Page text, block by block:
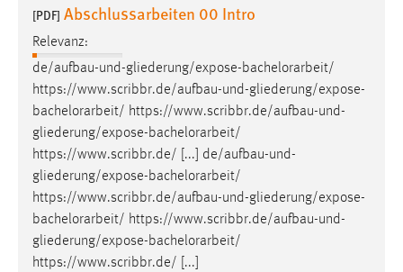
[PDF] Abschlussarbeiten 00 Intro
Relevanz:
de/aufbau-und-gliederung/expose-bachelorarbeit/
https://www.scribbr.de/aufbau-und-gliederung/expose-
bachelorarbeit/ https://www.scribbr.de/aufbau-und-
gliederung/expose-bachelorarbeit/
https://www.scribbr.de/ [...] de/aufbau-und-
gliederung/expose-bachelorarbeit/
https://www.scribbr.de/aufbau-und-gliederung/expose-
bachelorarbeit/ https://www.scribbr.de/aufbau-und-
gliederung/expose-bachelorarbeit/
https://www.scribbr.de/ [...]